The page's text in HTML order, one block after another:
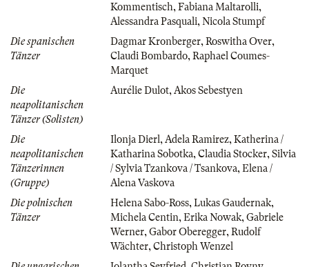
Kommentisch, Fabiana Maltarolli,
Alessandra Pasquali, Nicola Stumpf
Die spanischen
Tänzer
Dagmar Kronberger, Roswitha Over,
Claudi Bombardo, Raphael Coumes-
Marquet
Die
neapolitanischen
Tänzer (Solisten)
Aurélie Dulot, Akos Sebestyen
Die
neapolitanischen
Tänzerinnen
(Gruppe)
Ilonja Dierl , Adela Ramirez, Katherina /
Katharina Sobotka, Claudia Stocker, Silvia
/ Sylvia Tzankova / Tsankova, Elena /
Alena Vaskova
Die polnischen
Tänzer
Helena Sabo-Ross, Lukas Gaudernak,
Michela Centin, Erika Nowak, Gabriele
Werner, Gabor Oberegger, Rudolf
Wächter, Christoph Wenzel